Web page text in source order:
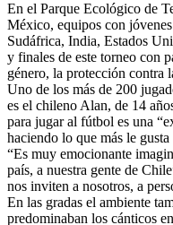
En el Parque Ecológico de
México, equipos con
Sudáfrica, India, Estados
y finales de este torneo con
género, la protección contra
Uno de los más de 200
es el chileno Alan, de 14
para jugar al fútbol es una
haciendo lo que más le
“Es muy emocionante
país, a nuestra gente de
nos inviten a nosotros, a
En las gradas el ambiente
predominaban los cánticos